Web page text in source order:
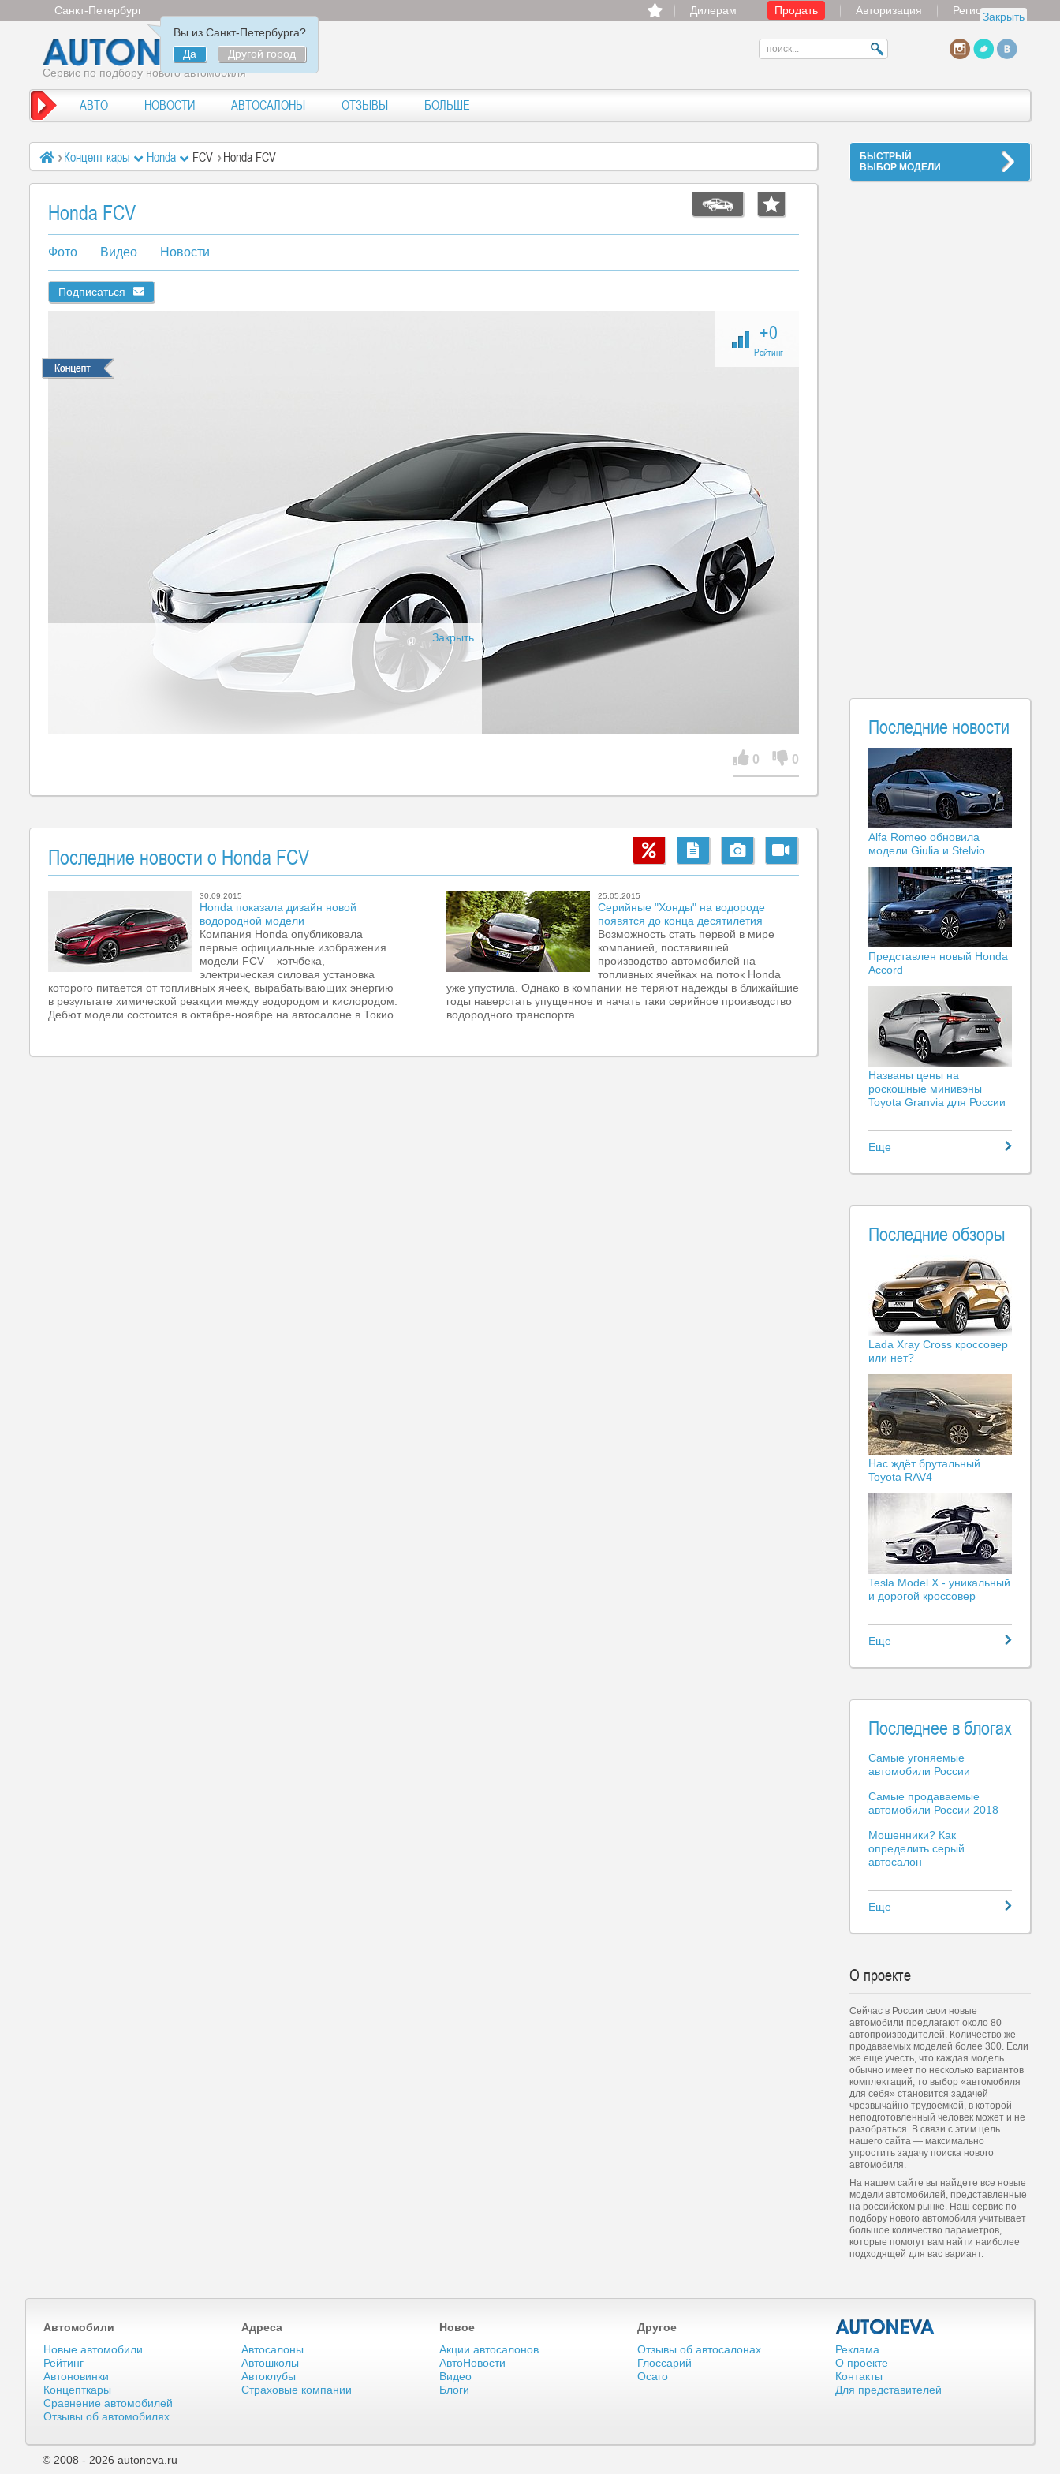
Закрыть
Санкт-Петербург
Вы из Санкт-Петербурга?
Да
Другой город
Дилерам Продать Авторизация Регистрация
Сервис по подбору нового автомобиля
АВТО НОВОСТИ АВТОСАЛОНЫ ОТЗЫВЫ БОЛЬШЕ
БЫСТРЫЙ
ВЫБОР МОДЕЛИ
Последние новости
Alfa Romeo обновила
модели Giulia и Stelvio
Представлен новый Honda
Accord
Названы цены на
роскошные минивэны
Toyota Granvia для России
Еще
Последние обзоры
Lada Xray Cross кроссовер
или нет?
Нас ждёт брутальный
Toyota RAV4
Tesla Model X - уникальный
и дорогой кроссовер
Еще
Последнее в блогах
Самые угоняемые
автомобили России
Самые продаваемые
автомобили России 2018
Мошенники? Как
определить серый
автосалон
Еще
О проекте
Сейчас в России свои новые
автомобили предлагают около 80
автопроизводителей. Количество же
продаваемых моделей более 300. Если
же еще учесть, что каждая модель
обычно имеет по несколько вариантов
комплектаций, то выбор «автомобиля
для себя» становится задачей
чрезвычайно трудоёмкой, в которой
неподготовленный человек может и не
разобраться. В связи с этим цель
нашего сайта — максимально
упростить задачу поиска нового
автомобиля.
На нашем сайте вы найдете все новые
модели автомобилей, представленные
на российском рынке. Наш сервис по
подбору нового автомобиля учитывает
большое количество параметров,
которые помогут вам найти наиболее
подходящей для вас вариант.
Концепт-кары Honda FCV Honda FCV
Honda FCV
Фото Видео Новости
Подписаться
+0
Рейтинг
Закрыть
0 0
Последние новости о Honda FCV
30.09.2015
Honda показала дизайн новой
водородной модели
Компания Honda опубликовала
первые официальные изображения
модели FCV – хэтчбека,
электрическая силовая установка
которого питается от топливных ячеек, вырабатывающих энергию
в результате химической реакции между водородом и кислородом.
Дебют модели состоится в октябре-ноябре на автосалоне в Токио.
25.05.2015
Серийные "Хонды" на водороде
появятся до конца десятилетия
Возможность стать первой в мире
компанией, поставившей
производство автомобилей на
топливных ячейках на поток Honda
уже упустила. Однако в компании не теряют надежды в ближайшие
годы наверстать упущенное и начать таки серийное производство
водородного транспорта.
Автомобили Адреса Новое
Другое
Новые автомобили
Рейтинг
Автоновинки
Концепткары
Сравнение автомобилей
Отзывы об автомобилях
Автосалоны
Автошколы
Автоклубы
Страховые компании
Акции автосалонов
АвтоНовости
Видео
Блоги
Отзывы об автосалонах
Глоссарий
Осаго
Реклама
О проекте
Контакты
Для представителей
© 2008 - 2026 autoneva.ru